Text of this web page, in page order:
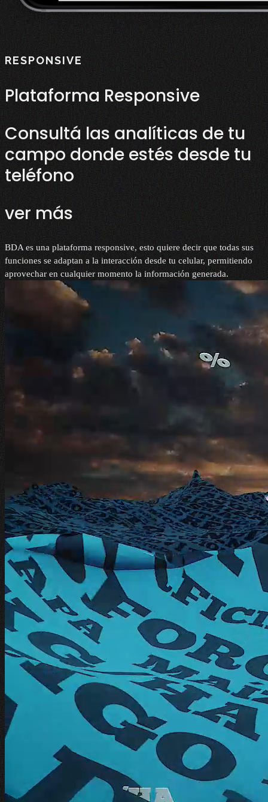
RESPONSIVE
Plataforma Responsive
Consultá las analíticas de tu
campo donde estés desde tu
teléfono
ver más
BDA es una plataforma responsive, esto quiere decir que todas sus
funciones se adaptan a la interacción desde tu celular, permitiendo
aprovechar en cualquier momento la información generada.